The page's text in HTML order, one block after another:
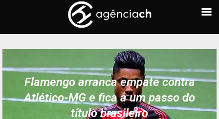
Flamengo arranca empate contra
Atlético-MG e fica a um passo do
título brasileiro